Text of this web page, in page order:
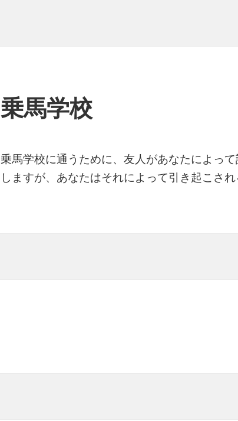
乗馬学校
乗馬学校に通うために、友人があなたによっ
しますが、あなたはそれによって引き起こさ